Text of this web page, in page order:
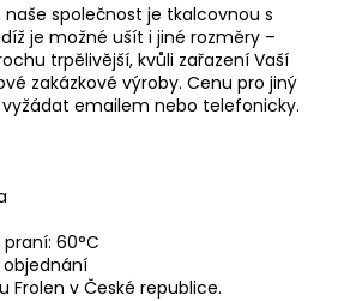
naše společnost je tkalcovnou s
je možné ušít i jiné rozměry –
trpělivější, kvůli zařazení Vaší
zakázkové výroby. Cenu pro jiný
emailem nebo telefonicky.
60°C
objednání
Frolen v České republice.